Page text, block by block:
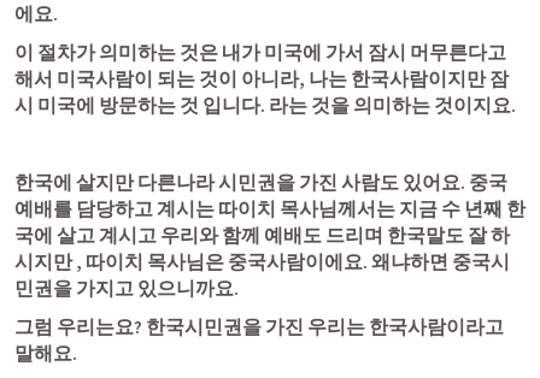
에요.
이 절차가 의미하는 것은 내가 미국에 가서 잠시 머무른다고
해서 미국사람이 되는 것이 아니라, 나는 한국사람이지만 잠
시 미국에 방문하는 것 입니다. 라는 것을 의미하는 것이지요.
한국에 살지만 다른나라 시민권을 가진 사람도 있어요. 중국
예배를 담당하고 계시는 따이치 목사님께서는 지금 수 년째 한
국에 살고 계시고 우리와 함께 예배도 드리며 한국말도 잘 하
시지만 , 따이치 목사님은 중국사람이에요. 왜냐하면 중국시
민권을 가지고 있으니까요.
그럼 우리는요? 한국시민권을 가진 우리는 한국사람이라고
말해요.